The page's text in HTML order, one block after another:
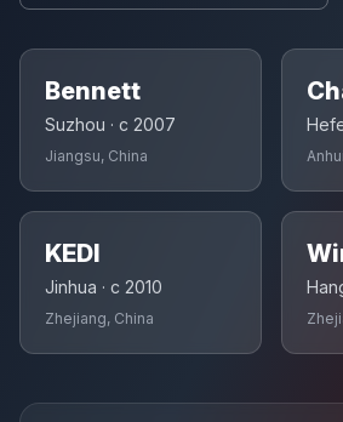
Bennett
Suzhou · с 2007
Jiangsu, China
KEDI
Jinhua · с 2010
Zhejiang, China